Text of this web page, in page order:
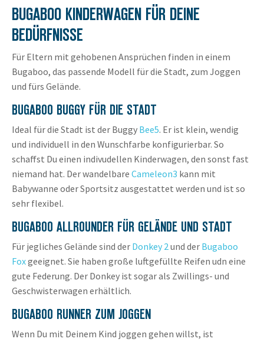
BUGABOO KINDERWAGEN FÜR DEINE
BEDÜRFNISSE
Für Eltern mit gehobenen Ansprüchen finden in einem
Bugaboo, das passende Modell für die Stadt, zum Joggen
und fürs Gelände.
BUGABOO BUGGY FÜR DIE STADT
Ideal für die Stadt ist der Buggy Bee5. Er ist klein, wendig
und individuell in den Wunschfarbe konfigurierbar. So
schaffst Du einen indivudellen Kinderwagen, den sonst fast
niemand hat. Der wandelbare Cameleon3 kann mit
Babywanne oder Sportsitz ausgestattet werden und ist so
sehr flexibel.
BUGABOO ALLROUNDER FÜR GELÄNDE UND STADT
Für jegliches Gelände sind der Donkey 2und der Bugaboo
Foxgeeignet. Sie haben große luftgefüllte Reifen udn eine
gute Federung. Der Donkey ist sogar als Zwillings- und
Geschwisterwagen erhältlich.
BUGABOO RUNNER ZUM JOGGEN
Wenn Du mit Deinem Kind joggen gehen willst, ist